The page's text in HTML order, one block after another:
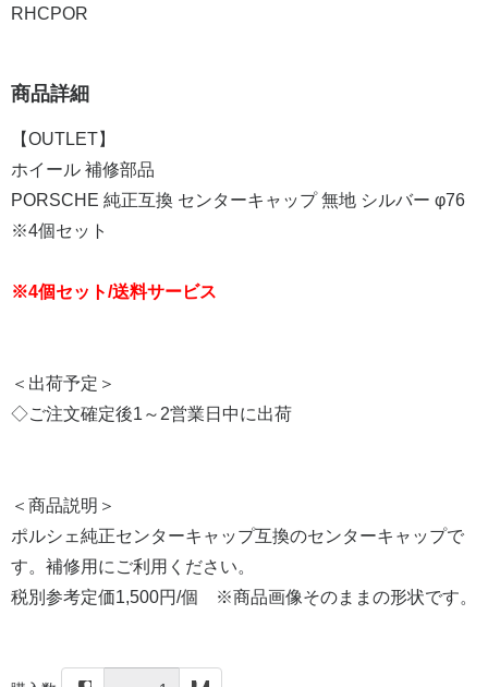
RHCPOR
商品詳細
【OUTLET】
ホイール 補修部品
PORSCHE 純正互換 センターキャップ 無地 シルバー φ76
※4個セット
※4個セット/送料サービス
＜出荷予定＞
◇ご注文確定後1～2営業日中に出荷
＜商品説明＞
ポルシェ純正センターキャップ互換のセンターキャップで
す。補修用にご利用ください。
税別参考定価1,500円/個 ※商品画像そのままの形状です。